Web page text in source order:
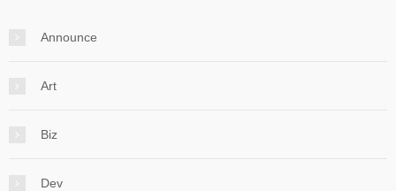
Announce
Art
Biz
Dev